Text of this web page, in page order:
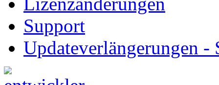
Support
Updateverlängerungen -